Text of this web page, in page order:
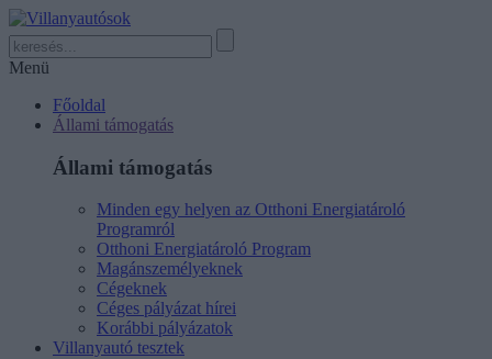
Menü
Főoldal
Állami támogatás
Állami támogatás
Minden egy helyen az Otthoni Energiatároló
Programról
Otthoni Energiatároló Program
Magánszemélyeknek
Cégeknek
Céges pályázat hírei
Korábbi pályázatok
Villanyautó tesztek